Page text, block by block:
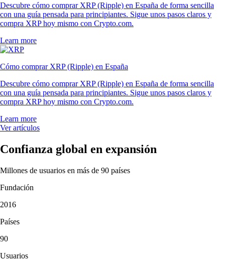
Descubre cómo comprar XRP (Ripple) en España de forma sencilla
con una guía pensada para principiantes. Sigue unos pasos claros y
compra XRP hoy mismo con Crypto.com.
Learn more
Cómo comprar XRP (Ripple) en España
Descubre cómo comprar XRP (Ripple) en España de forma sencilla
con una guía pensada para principiantes. Sigue unos pasos claros y
compra XRP hoy mismo con Crypto.com.
Learn more
Ver artículos
Confianza global en expansión
Millones de usuarios en más de 90 países
Fundación
2016
Países
90
Usuarios